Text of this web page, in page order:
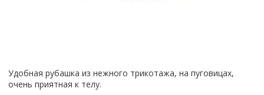
Удобная рубашка из нежного трикотажа, на пуговицах,
очень приятная к телу.